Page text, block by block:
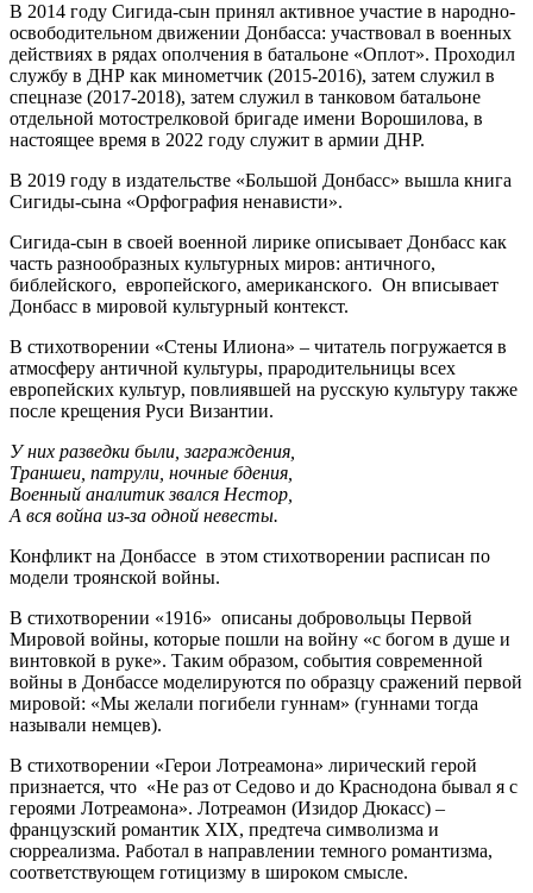
В 2014 году Сигида-сын принял активное участие в народно-
освободительном движении Донбасса: участвовал в военных
действиях в рядах ополчения в батальоне «Оплот». Проходил
службу в ДНР как минометчик (2015-2016), затем служил в
спецназе (2017-2018), затем служил в танковом батальоне
отдельной мотострелковой бригаде имени Ворошилова, в
настоящее время в 2022 году служит в армии ДНР.
В 2019 году в издательстве «Большой Донбасс» вышла книга
Сигиды-сына «Орфография ненависти».
Сигида-сын в своей военной лирике описывает Донбасс как
часть разнообразных культурных миров: античного,
библейского, европейского, американского. Он вписывает
Донбасс в мировой культурный контекст.
В стихотворении «Стены Илиона» – читатель погружается в
атмосферу античной культуры, прародительницы всех
европейских культур, повлиявшей на русскую культуру также
после крещения Руси Византии.
У них разведки были, заграждения,
Траншеи, патрули, ночные бдения,
Военный аналитик звался Нестор,
А вся война из-за одной невесты.
Конфликт на Донбассе в этом стихотворении расписан по
модели троянской войны.
В стихотворении «1916» описаны добровольцы Первой
Мировой войны, которые пошли на войну «с богом в душе и
винтовкой в руке». Таким образом, события современной
войны в Донбассе моделируются по образцу сражений первой
мировой: «Мы желали погибели гуннам» (гуннами тогда
называли немцев).
В стихотворении «Герои Лотреамона» лирический герой
признается, что «Не раз от Седово и до Краснодона бывал я с
героями Лотреамона». Лотреамон (Изидор Дюкасс) –
французский романтик XIX, предтеча символизма и
сюрреализма. Работал в направлении темного романтизма,
соответствующем готицизму в широком смысле.